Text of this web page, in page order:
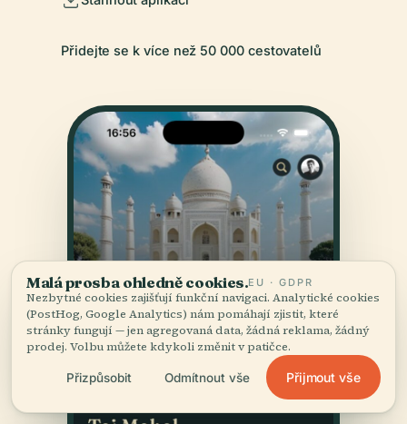
Přidejte se k více než 50 000 cestovatelů
Malá prosba ohledně cookies.EU · GDPR
Nezbytné cookies zajišťují funkční navigaci. Analytické cookies
(PostHog, Google Analytics) nám pomáhají zjistit, které
stránky fungují — jen agregovaná data, žádná reklama, žádný
prodej. Volbu můžete kdykoli změnit v patičce.
Přizpůsobit Odmítnout vše Přijmout vše